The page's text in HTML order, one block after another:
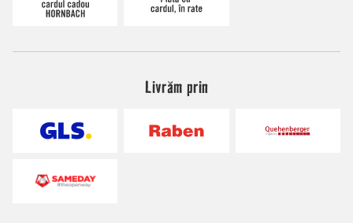
Livrăm prin